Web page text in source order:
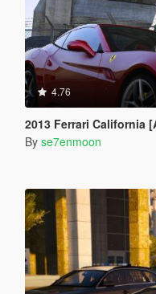
4.76
2013 Ferrari California
By se7enmoon